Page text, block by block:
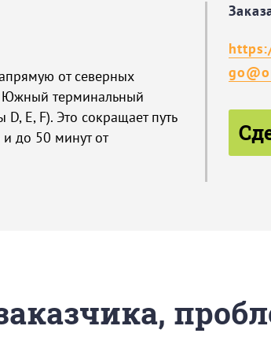
от северных
Южный терминальный
E, F). Это сокращает путь
до 50 минут от